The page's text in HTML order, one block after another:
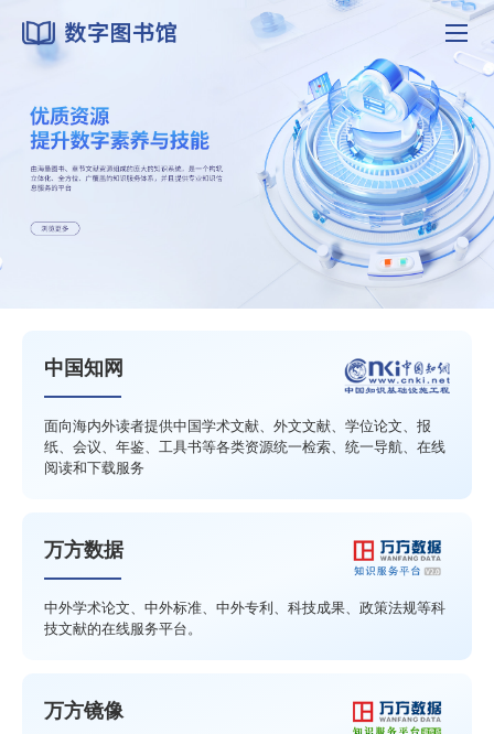
中国知网
面向海内外读者提供中国学术文献、外文文献、学位论文、报
纸、会议、年鉴、工具书等各类资源统一检索、统一导航、在线
阅读和下载服务
万方数据
中外学术论文、中外标准、中外专利、科技成果、政策法规等科
技文献的在线服务平台。
万方镜像